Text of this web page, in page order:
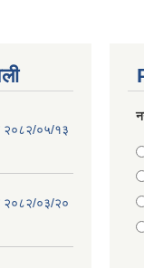
२०८२/०५/१३
२०८२/०३/२०